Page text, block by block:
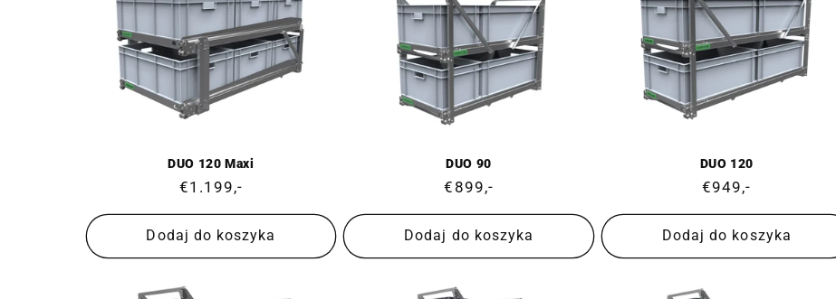
DUO 120 Maxi
Cena
€1.199,-
Dodaj do koszyka
DUO 90
Cena
€899,-
Dodaj do koszyka
DUO 120
Cena
€949,-
Dodaj do koszyka